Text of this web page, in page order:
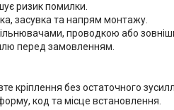
ризик помилки.
засувка та напрям монтажу.
проводкою або
перед замовленням.
кріплення без остаточного
код та місце встановлення.